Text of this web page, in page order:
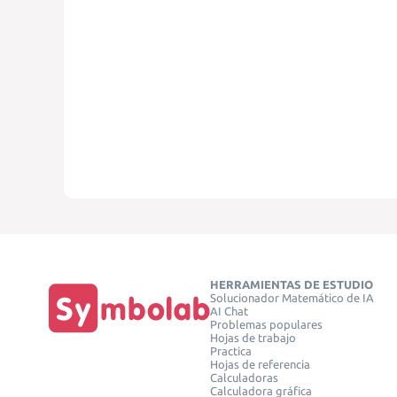
HERRAMIENTAS DE ESTUDIO
Solucionador Matemático de IA
AI Chat
Problemas populares
Hojas de trabajo
Practica
Hojas de referencia
Calculadoras
Calculadora gráfica